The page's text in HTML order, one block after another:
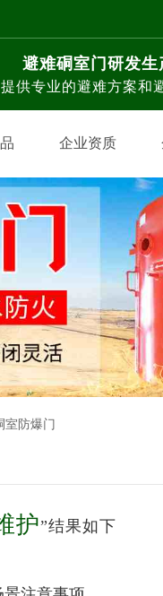
避难硐室门研发生
提供专业的避难方案和
企业资质
室防爆门
护”结果如下